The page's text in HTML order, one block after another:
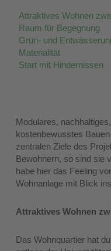
Attraktives Wohnen
Raum für Begegnung
Grün- und
Materialität
Start mit Hindernissen
Modulares,
kostenbewusstes
zentralen Ziele des
Bewohnern, so sind sie
habe hier das Feeling
Wohnanlage mit Blick
Attraktives Wohnen
Das Wohnquartier hat